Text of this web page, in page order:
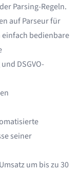
Parsing-Regeln.
auf Parseur für
bedienbare
DSGVO-
seiner
um bis zu 30